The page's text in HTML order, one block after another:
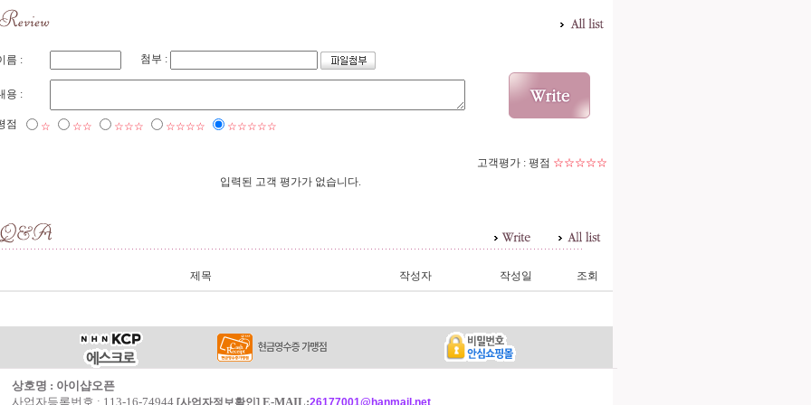
름 : 첨부 :
용 :
점 ☆ ☆☆ ☆☆☆ ☆☆☆☆ ☆☆☆☆☆
고객평가 : 평점 ☆☆☆☆☆
입력된 고객 평가가 없습니다.
제목 작성자 작성일 조회
상호명 : 아이샵오픈
사업자등록번호 : 113-16-74944 [사업자정보확인] E-MAIL:26177001@hanmail.net